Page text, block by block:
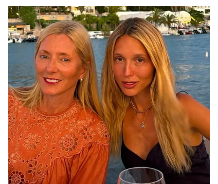
οικογενειακές στιγμές του ισπανικού καλοκαιριού.